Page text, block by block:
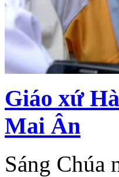
Giáo xứ
Mai Ân
Sáng Chúa